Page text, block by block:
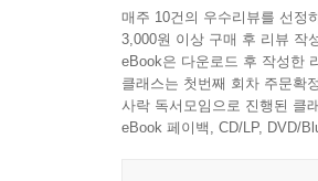
매주 10건의 우수리뷰를 선정
3,000원 이상 구매 후 리뷰 작
eBook은 다운로드 후 작성한
클래스는 첫번째 회차 주문확
사락 독서모임으로 진행된 클
eBook 페이백, CD/LP, DVD/